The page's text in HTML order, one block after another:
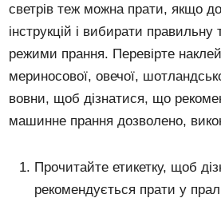
светрів теж можна прати, якщо
інструкцій і вибирати
режими прання. Перевірте
мериносової, овечої,
вовни, щоб дізнатися, що
машинне прання дозволено,
Прочитайте етикетку, щоб
рекомендується прати у